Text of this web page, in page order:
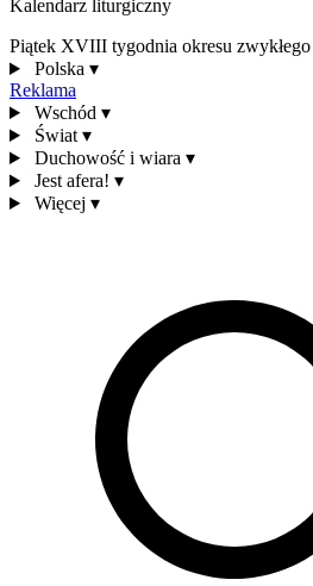
Kalendarz liturgiczny
Piątek XVIII tygodnia okresu zwykłego
Polska ▾
Reklama
Wschód ▾
Świat ▾
Duchowość i wiara ▾
Jest afera! ▾
Więcej ▾